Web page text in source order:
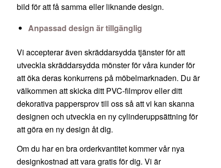
bild för att få samma eller liknande design.
Anpassad design är tillgänglig
Vi accepterar även skräddarsydda tjänster för att
utveckla skräddarsydda mönster för våra kunder för
att öka deras konkurrens på möbelmarknaden. Du är
välkommen att skicka ditt PVC-filmprov eller ditt
dekorativa pappersprov till oss så att vi kan skanna
designen och utveckla en ny cylinderuppsättning för
att göra en ny design åt dig.
Om du har en bra orderkvantitet kommer vår nya
designkostnad att vara gratis för dig. Vi är